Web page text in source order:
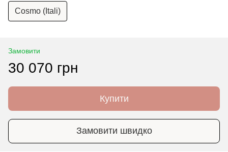
Cosmo (Itali)
Замовити
30 070 грн
Купити
Замовити швидко